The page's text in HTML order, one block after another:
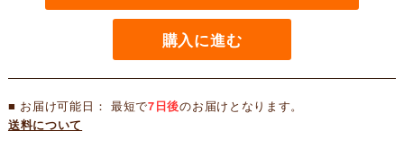
購入に進む
■ お届け可能日： 最短で7日後のお届けとなります。
送料について